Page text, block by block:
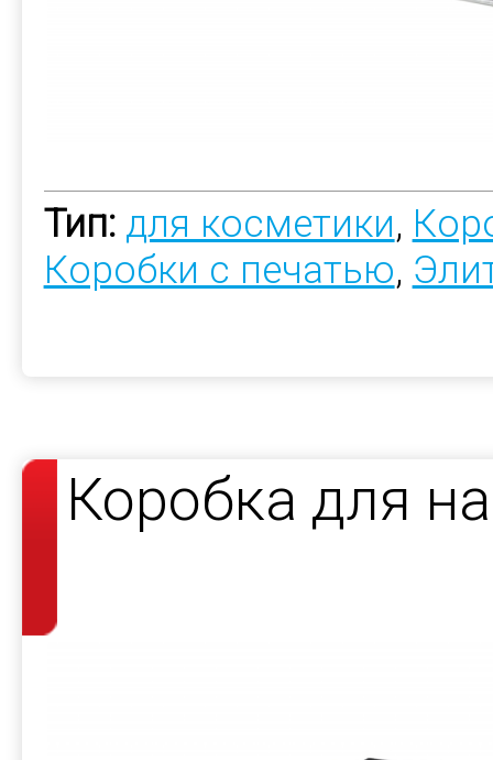
Тип: для косметики,
Коробки с печатью,
Коробка для